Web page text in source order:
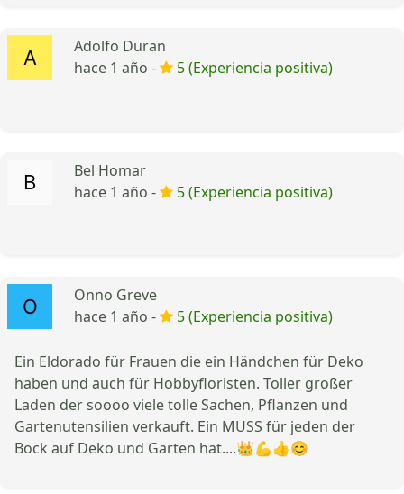
Adolfo Duran
hace 1 año -
5 (Experiencia positiva)
Bel Homar
hace 1 año -
5 (Experiencia positiva)
Onno Greve
hace 1 año -
5 (Experiencia positiva)
Ein Eldorado für Frauen die ein Händchen für Deko
haben und auch für Hobbyfloristen. Toller großer
Laden der soooo viele tolle Sachen, Pflanzen und
Gartenutensilien verkauft. Ein MUSS für jeden der
Bock auf Deko und Garten hat....👑💪👍😊